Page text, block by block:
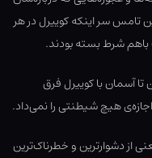
سر اینکه کوییرل در هر
شرط بسته بودند.
آسمان با کوییرل فرق
هیچ شیطنتی را نمی‌داد.
از دشوارترین و خطرناک‌ترین